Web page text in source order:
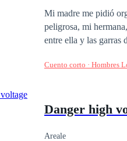
Mi madre me pidió
peligrosa, mi hermana, Linda
entre ella y las garras
consumirnos a mi loba y a mí. Mi loba aullaba de dolor. Se estaba muriendo. Mi
veneno ya casi alcanza mi corazón… no
garra plateada?! ¡No hay
Cuento corto · Hombres
Danger high
Areale